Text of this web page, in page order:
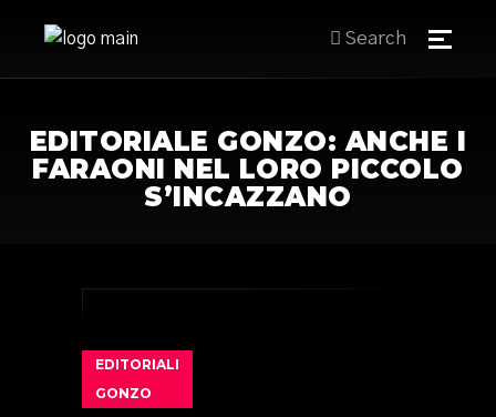
Search
EDITORIALE GONZO: ANCHE I
FARAONI NEL LORO PICCOLO
S’INCAZZANO
EDITORIALI
GONZO